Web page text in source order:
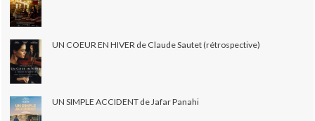
UN COEUR EN HIVER de Claude Sautet (rétrospective)
UN SIMPLE ACCIDENT de Jafar Panahi